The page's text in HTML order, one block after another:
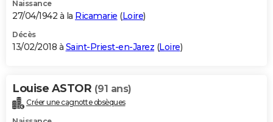
Naissance
27/04/1942 à la Ricamarie (Loire)
Décès
13/02/2018 à Saint-Priest-en-Jarez (Loire)
Louise ASTOR (91 ans)
Créer une cagnotte obsèques